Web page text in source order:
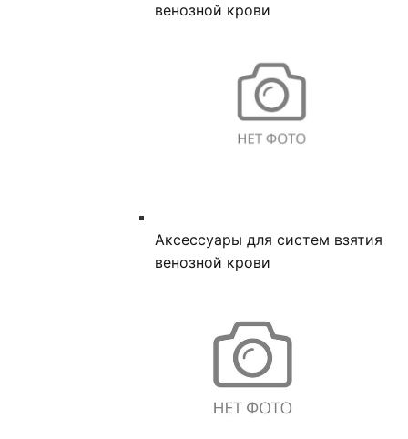
венозной крови
Аксессуары для систем взятия
венозной крови